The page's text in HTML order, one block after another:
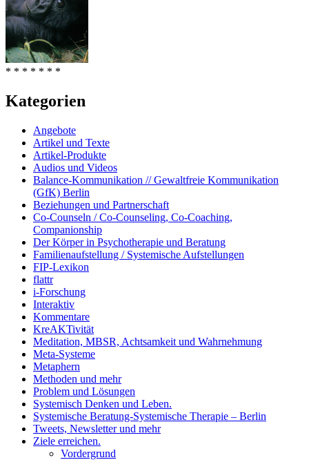
* * * * * * *
Kategorien
Angebote
Artikel und Texte
Artikel-Produkte
Audios und Videos
Balance-Kommunikation // Gewaltfreie Kommunikation
(GfK) Berlin
Beziehungen und Partnerschaft
Co-Counseln / Co-Counseling, Co-Coaching,
Companionship
Der Körper in Psychotherapie und Beratung
Familienaufstellung / Systemische Aufstellungen
FIP-Lexikon
flattr
i-Forschung
Interaktiv
Kommentare
KreAKTivität
Meditation, MBSR, Achtsamkeit und Wahrnehmung
Meta-Systeme
Metaphern
Methoden und mehr
Problem und Lösungen
Systemisch Denken und Leben.
Systemische Beratung-Systemische Therapie – Berlin
Tweets, Newsletter und mehr
Ziele erreichen.
Vordergrund